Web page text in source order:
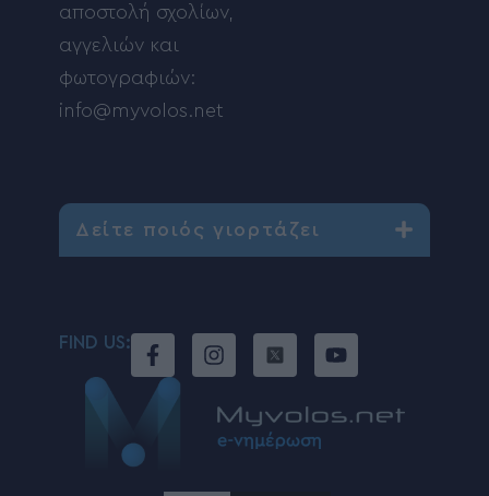
αποστολή σχολίων,
αγγελιών και
φωτογραφιών:
info@myvolos.net
Δείτε ποιός γιορτάζει
FIND US: